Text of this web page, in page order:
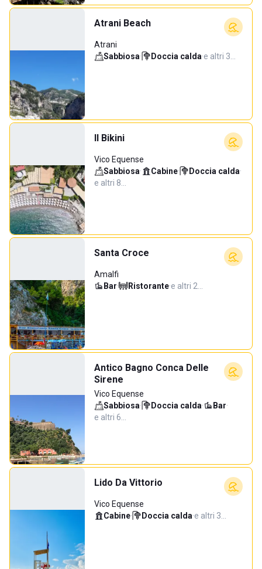
Atrani Beach
Atrani
Sabbiosa· Doccia calda·e altri 3…
Il Bikini
Vico Equense
Sabbiosa· Cabine· Doccia calda·
e altri 8…
Santa Croce
Amalfi
Bar· Ristorante·e altri 2…
Antico Bagno Conca Delle
Sirene
Vico Equense
Sabbiosa· Doccia calda· Bar·
e altri 6…
Lido Da Vittorio
Vico Equense
Cabine· Doccia calda·e altri 3…